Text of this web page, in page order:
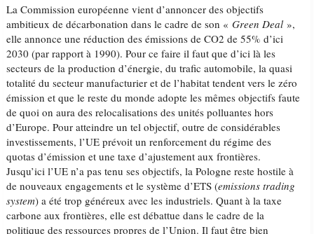
La Commission européenne vient d’annoncer des objectifs
ambitieux de décarbonation dans le cadre de son «Green Deal»,
elle annonce une réduction des émissions de CO2 de 55% d’ici
2030 (par rapport à 1990). Pour ce faire il faut que d’ici là les
secteurs de la production d’énergie, du trafic automobile, la quasi
totalité du secteur manufacturier et de l’habitat tendent vers le zéro
émission et que le reste du monde adopte les mêmes objectifs faute
de quoi on aura des relocalisations des unités polluantes hors
d’Europe. Pour atteindre un tel objectif, outre de considérables
investissements, l’UE prévoit un renforcement du régime des
quotas d’émission et une taxe d’ajustement aux frontières.
Jusqu’ici l’UE n’a pas tenu ses objectifs, la Pologne reste hostile à
de nouveaux engagements et le système d’ETS (emissions trading
system) a été trop généreux avec les industriels. Quant à la taxe
carbone aux frontières, elle est débattue dans le cadre de la
politique des ressources propres de l’Union. Il faut être bien